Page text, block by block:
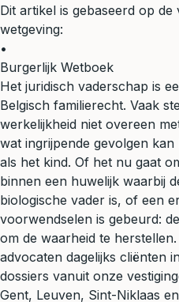
Dit artikel is gebaseerd op de
wetgeving:
•
Burgerlijk Wetboek
Het juridisch vaderschap is
Belgisch familierecht. Vaak
werkelijkheid niet overeen
wat ingrijpende gevolgen
als het kind. Of het nu gaat
binnen een huwelijk waarbij
biologische vader is, of een
voorwendselen is gebeurd:
om de waarheid te
advocaten dagelijks cliënten
dossiers vanuit onze
Gent, Leuven, Sint-Niklaas